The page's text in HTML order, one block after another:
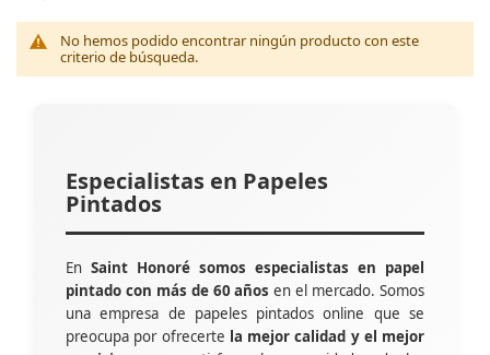
No hemos podido encontrar ningún producto con este
criterio de búsqueda.
Especialistas en Papeles
Pintados
En Saint Honoré somos especialistas en papel
pintado con más de 60 años en el mercado. Somos
una empresa de papeles pintados online que se
preocupa por ofrecerte la mejor calidad y el mejor